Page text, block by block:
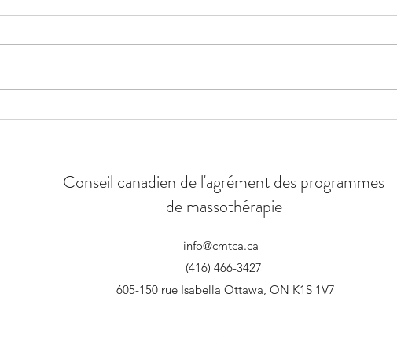
Conseil canadien de l'agrément des programmes
de massothérapie
info@cmtca.ca
(416) 466-3427
605-150 rue Isabella Ottawa, ON K1S 1V7